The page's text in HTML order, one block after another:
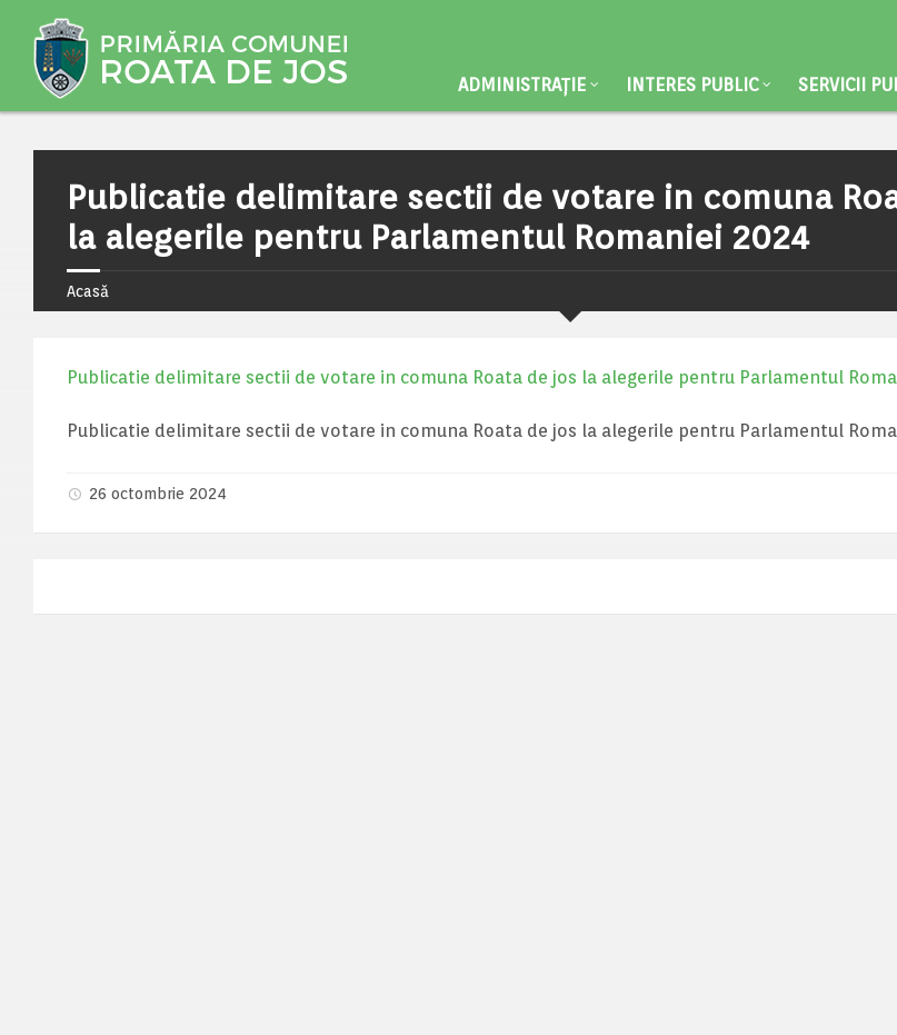
ADMINISTRAȚIE INTERES PUBLIC SERVICII
Publicatie delimitare sectii de votare in comuna
la alegerile pentru Parlamentul Romaniei 2024
Acasă
Publicatie delimitare sectii de votare in comuna Roata de jos la alegerile pentru Parlamentul
Publicatie delimitare sectii de votare in comuna Roata de jos la alegerile pentru Parlamentul
26 octombrie 2024